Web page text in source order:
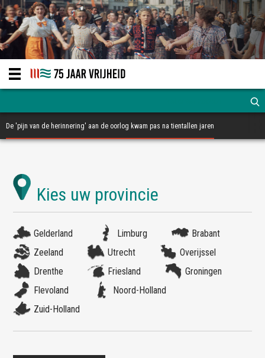
De 'pijn van de herinnering' aan de oorlog kwam pas na tientallen jaren
Gelderland Limburg
Brabant
Zeeland
Utrecht
Overijssel
Drenthe
Friesland
Groningen
Flevoland
Noord-Holland
Zuid-Holland